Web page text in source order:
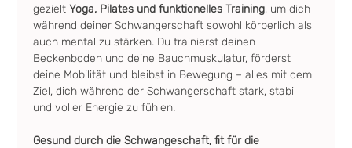
gezielt Yoga, Pilates und funktionelles Training, um dich
während deiner Schwangerschaft sowohl körperlich als
auch mental zu stärken. Du trainierst deinen
Beckenboden und deine Bauchmuskulatur, förderst
deine Mobilität und bleibst in Bewegung – alles mit dem
Ziel, dich während der Schwangerschaft stark, stabil
und voller Energie zu fühlen.
Gesund durch die Schwangeschaft, fit für die